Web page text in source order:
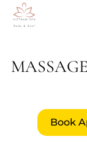
Book